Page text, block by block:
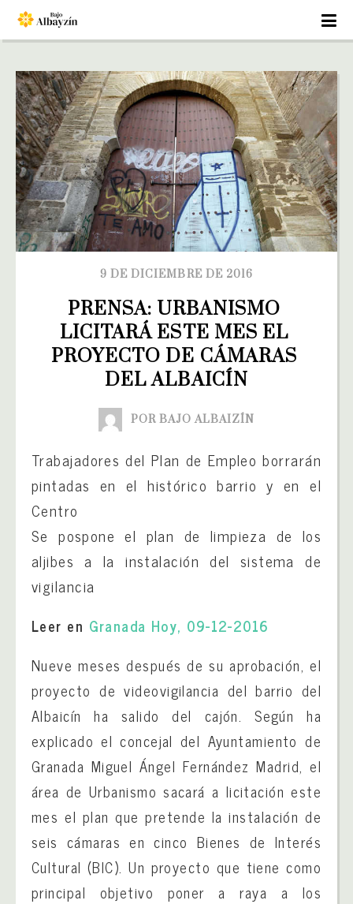
9 DE DICIEMBRE DE 2016
PRENSA: URBANISMO
LICITARÁ ESTE MES EL
PROYECTO DE CÁMARAS
DEL ALBAICÍN
POR BAJO ALBAIZÍN
Trabajadores del Plan de Empleo borrarán
pintadas en el histórico barrio y en el
Centro
Se pospone el plan de limpieza de los
aljibes a la instalación del sistema de
vigilancia
Leer en Granada Hoy, 09-12-2016
Nueve meses después de su aprobación, el
proyecto de videovigilancia del barrio del
Albaicín ha salido del cajón. Según ha
explicado el concejal del Ayuntamiento de
Granada Miguel Ángel Fernández Madrid, el
área de Urbanismo sacará a licitación este
mes el plan que pretende la instalación de
seis cámaras en cinco Bienes de Interés
Cultural (BIC). Un proyecto que tiene como
principal objetivo poner a raya a los